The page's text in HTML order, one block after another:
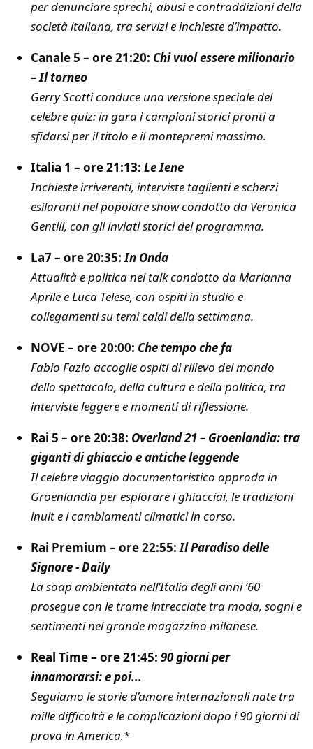
per denunciare sprechi, abusi e contraddizioni della
società italiana, tra servizi e inchieste d’impatto.
Canale 5 – ore 21:20: Chi vuol essere milionario
– Il torneo
Gerry Scotti conduce una versione speciale del
celebre quiz: in gara i campioni storici pronti a
sfidarsi per il titolo e il montepremi massimo.
Italia 1 – ore 21:13: Le Iene
Inchieste irriverenti, interviste taglienti e scherzi
esilaranti nel popolare show condotto da Veronica
Gentili, con gli inviati storici del programma.
La7 – ore 20:35:In Onda
Attualità e politica nel talk condotto da Marianna
Aprile e Luca Telese, con ospiti in studio e
collegamenti su temi caldi della settimana.
NOVE – ore 20:00: Che tempo che fa
Fabio Fazio accoglie ospiti di rilievo del mondo
dello spettacolo, della cultura e della politica, tra
interviste leggere e momenti di riflessione.
Rai 5 – ore 20:38: Overland 21 – Groenlandia: tra
giganti di ghiaccio e antiche leggende
Il celebre viaggio documentaristico approda in
Groenlandia per esplorare i ghiacciai, le tradizioni
inuit e i cambiamenti climatici in corso.
Rai Premium – ore 22:55:Il Paradiso delle
Signore - Daily
La soap ambientata nell’Italia degli anni ’60
prosegue con le trame intrecciate tra moda, sogni e
sentimenti nel grande magazzino milanese.
Real Time – ore 21:45: 90 giorni per
innamorarsi: e poi...
Seguiamo le storie d’amore internazionali nate tra
mille difficoltà e le complicazioni dopo i 90 giorni di
prova in America.*